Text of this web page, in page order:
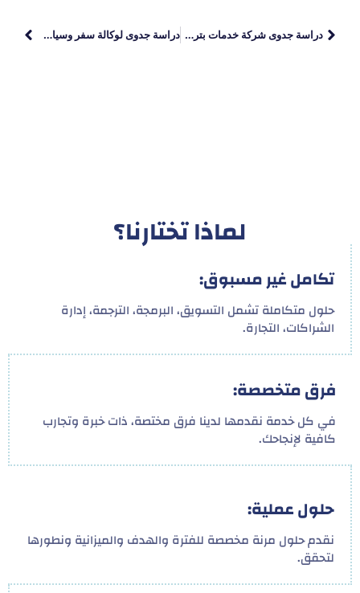
دراسة جدوى شركة خدمات بترولية دراسة جدوى لوكالة سفر وسياحة: تكاليف التأسيس، الفرص الربحية، والتحديات
لماذا تختارنا؟
تكامل غير مسبوق:
حلول متكاملة تشمل التسويق، البرمجة، الترجمة، إدارة
الشراكات، التجارة.
فرق متخصصة:
في كل خدمة نقدمها لدينا فرق مختصة، ذات خبرة وتجارب
كافية لإنجاحك.
حلول عملية:
نقدم حلول مرنة مخصصة للفترة والهدف والميزانية ونطورها
لتحقق.